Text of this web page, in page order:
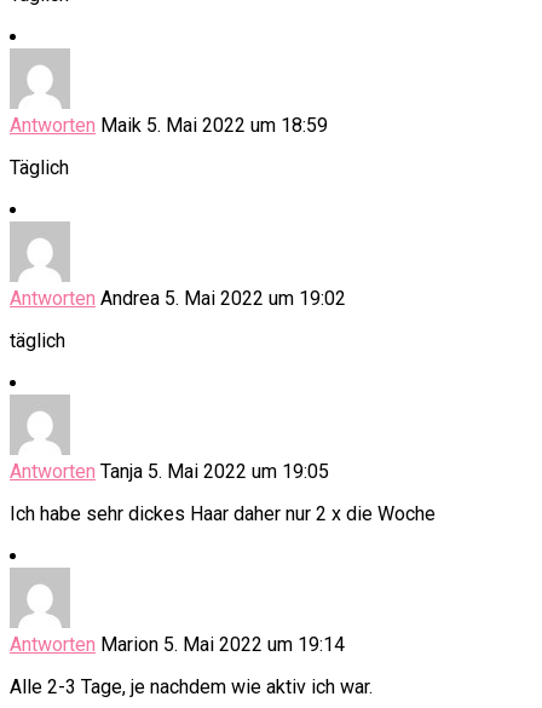
Antworten Maik 5. Mai 2022 um 18:59
Täglich
Antworten Andrea 5. Mai 2022 um 19:02
täglich
Antworten Tanja 5. Mai 2022 um 19:05
Ich habe sehr dickes Haar daher nur 2 x die Woche
Antworten Marion 5. Mai 2022 um 19:14
Alle 2-3 Tage, je nachdem wie aktiv ich war.